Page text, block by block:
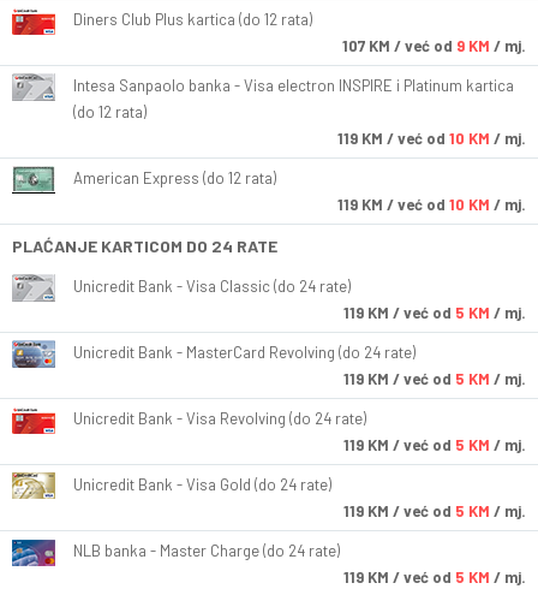
Diners Club Plus kartica (do 12 rata)
107 KM / već od 9 KM / mj.
Intesa Sanpaolo banka - Visa electron INSPIRE i Platinum kartica
(do 12 rata)
119 KM / već od 10 KM / mj.
American Express (do 12 rata)
119 KM / već od 10 KM / mj.
PLAĆANJE KARTICOM DO 24 RATE
Unicredit Bank - Visa Classic (do 24 rate)
119 KM / već od 5 KM / mj.
Unicredit Bank - MasterCard Revolving (do 24 rate)
119 KM / već od 5 KM / mj.
Unicredit Bank - Visa Revolving (do 24 rate)
119 KM / već od 5 KM / mj.
Unicredit Bank - Visa Gold (do 24 rate)
119 KM / već od 5 KM / mj.
NLB banka - Master Charge (do 24 rate)
119 KM / već od 5 KM / mj.